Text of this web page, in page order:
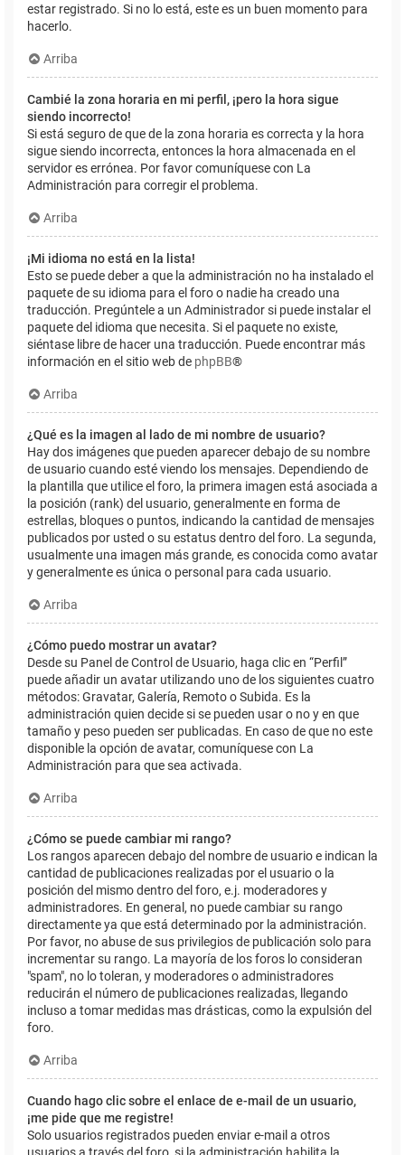
estar registrado. Si no lo está, este es un buen momento para
hacerlo.
Arriba
Cambié la zona horaria en mi perfil, ¡pero la hora sigue
siendo incorrecto!
Si está seguro de que de la zona horaria es correcta y la hora
sigue siendo incorrecta, entonces la hora almacenada en el
servidor es errónea. Por favor comuníquese con La
Administración para corregir el problema.
Arriba
¡Mi idioma no está en la lista!
Esto se puede deber a que la administración no ha instalado el
paquete de su idioma para el foro o nadie ha creado una
traducción. Pregúntele a un Administrador si puede instalar el
paquete del idioma que necesita. Si el paquete no existe,
siéntase libre de hacer una traducción. Puede encontrar más
información en el sitio web de phpBB®
Arriba
¿Qué es la imagen al lado de mi nombre de usuario?
Hay dos imágenes que pueden aparecer debajo de su nombre
de usuario cuando esté viendo los mensajes. Dependiendo de
la plantilla que utilice el foro, la primera imagen está asociada a
la posición (rank) del usuario, generalmente en forma de
estrellas, bloques o puntos, indicando la cantidad de mensajes
publicados por usted o su estatus dentro del foro. La segunda,
usualmente una imagen más grande, es conocida como avatar
y generalmente es única o personal para cada usuario.
Arriba
¿Cómo puedo mostrar un avatar?
Desde su Panel de Control de Usuario, haga clic en “Perfil”
puede añadir un avatar utilizando uno de los siguientes cuatro
métodos: Gravatar, Galería, Remoto o Subida. Es la
administración quien decide si se pueden usar o no y en que
tamaño y peso pueden ser publicadas. En caso de que no este
disponible la opción de avatar, comuníquese con La
Administración para que sea activada.
Arriba
¿Cómo se puede cambiar mi rango?
Los rangos aparecen debajo del nombre de usuario e indican la
cantidad de publicaciones realizadas por el usuario o la
posición del mismo dentro del foro, e.j. moderadores y
administradores. En general, no puede cambiar su rango
directamente ya que está determinado por la administración.
Por favor, no abuse de sus privilegios de publicación solo para
incrementar su rango. La mayoría de los foros lo consideran
"spam", no lo toleran, y moderadores o administradores
reducirán el número de publicaciones realizadas, llegando
incluso a tomar medidas mas drásticas, como la expulsión del
foro.
Arriba
Cuando hago clic sobre el enlace de e-mail de un usuario,
¡me pide que me registre!
Solo usuarios registrados pueden enviar e-mail a otros
usuarios a través del foro, si la administración habilita la